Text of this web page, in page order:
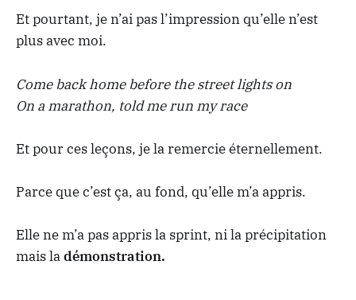
Et pourtant, je n’ai pas l’impression qu’elle n’est
plus avec moi.
Come back home before the street lights on
On a marathon, told me run my race
Et pour ces leçons, je la remercie éternellement.
Parce que c’est ça, au fond, qu’elle m’a appris.
Elle ne m’a pas appris la sprint, ni la précipitation
mais ladémonstration.